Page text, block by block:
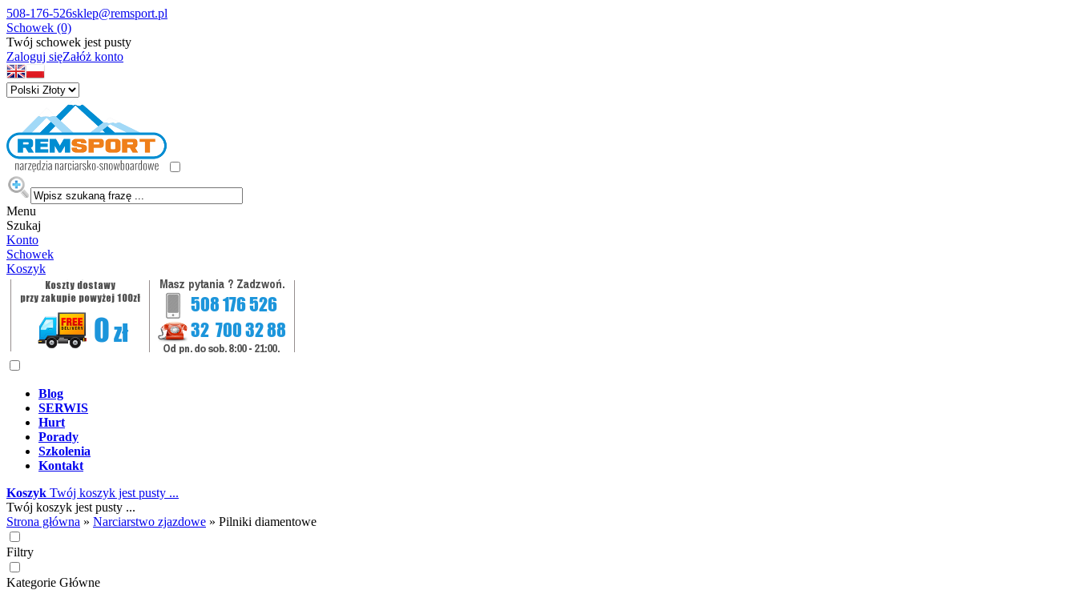
508-176-526sklep@remsport.pl
Schowek (0)
Twój schowek jest pusty
Zaloguj sięZałóż konto
Menu
Szukaj
Konto
Schowek
Koszyk
Blog
SERWIS
Hurt
Porady
Szkolenia
Kontakt
Koszyk Twój koszyk jest pusty ...
Twój koszyk jest pusty ...
Strona główna » Narciarstwo zjazdowe » Pilniki diamentowe
Filtry
Kategorie Główne